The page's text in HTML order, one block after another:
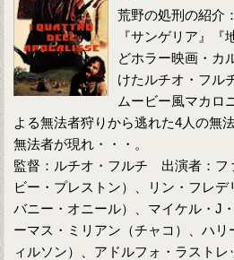
荒野の処刑の紹介
『サンゲリア』
どホラー映画・カ
けたルチオ・フル
ムービー風マカロ
よる無法者狩りから逃れた4人の無
無法者が現れ・・・。
監督：ルチオ・フルチ 出演者：フ
ビー・プレストン）、リン・フレデ
バニー・オニール）、マイケル・J
ーマス・ミリアン（チャコ）、ハリ
ィルソン）、アドルフォ・ラスト